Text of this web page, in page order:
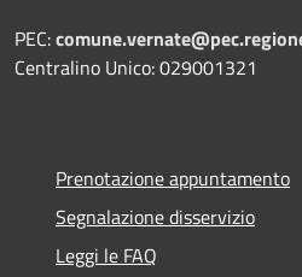
PEC:
Centralino Unico: 029001321
Prenotazione appuntamento
Segnalazione disservizio
Leggi le FAQ